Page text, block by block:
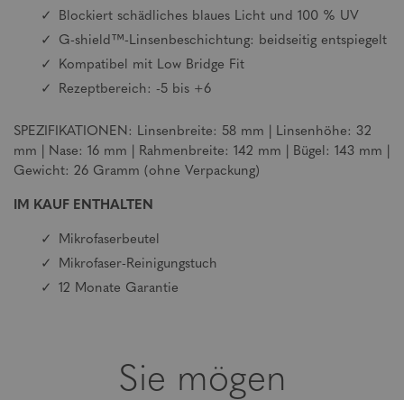
Blockiert schädliches blaues Licht und 100 % UV
G-shield™-Linsenbeschichtung: beidseitig entspiegelt
Kompatibel mit Low Bridge Fit
Rezeptbereich: -5 bis +6
SPEZIFIKATIONEN: Linsenbreite: 58 mm | Linsenhöhe: 32
mm | Nase: 16 mm | Rahmenbreite: 142 mm | Bügel: 143 mm |
Gewicht: 26 Gramm (ohne Verpackung)
IM KAUF ENTHALTEN
Mikrofaserbeutel
Mikrofaser-Reinigungstuch
12 Monate Garantie
Sie mögen